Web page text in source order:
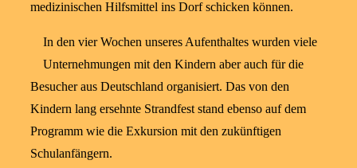
medizinischen Hilfsmittel ins Dorf schicken können.
In den vier Wochen unseres Aufenthaltes wurden viele
Unternehmungen mit den Kindern aber auch für die
Besucher aus Deutschland organisiert. Das von den
Kindern lang ersehnte Strandfest stand ebenso auf dem
Programm wie die Exkursion mit den zukünftigen
Schulanfängern.